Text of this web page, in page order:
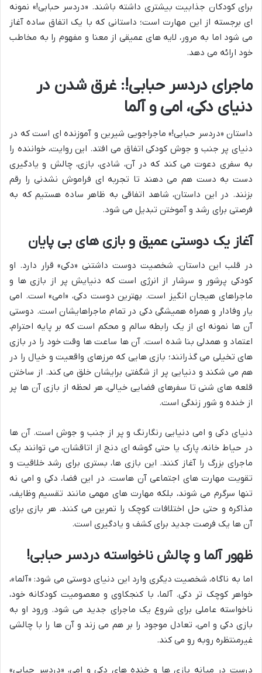
برای کودکان جذابیت بیشتری داشته باشند. «دردسر حبابی!» نمونه
ای برجسته از این مهارت است؛ داستانی که با یک اتفاق ساده آغاز
می شود اما به مرور، لایه های عمیقی از معنا و مفهوم را به مخاطب
خود ارائه می دهد.
ماجرای دردسر حبابی!: غرق شدن در
دنیای دکی، امی و آلما
داستان «دردسر حبابی!» ماجراجویی شیرین و آموزنده ای است که در
دنیای پر جنب و جوش کودکی اتفاق می افتد. این روایت، خواننده را
به سفری دعوت می کند که در آن، شادی، بازی، چالش و یادگیری
دست به دست هم می دهند تا تجربه ای فراموش نشدنی را رقم
بزنند. در این داستان، شاهد اتفاقی به ظاهر ساده هستیم که به
فرصتی برای رشد و آموختن تبدیل می شود.
آغاز یک دوستی عمیق و بازی های بی پایان
در قلب این داستان، شخصیت دوست داشتنی «دکی» قرار دارد. او
کودکی پرشور و سرشار از انرژی است که دنیایش پر از بازی ها و
ماجراهای هیجان انگیز است. بهترین دوست دکی، «امی» است. امی
یار وفادار و همراه همیشگی دکی در تمام ماجراهایشان است. دوستی
آن ها نمونه ای از یک رابطه سالم و محکم است که بر پایه احترام،
اعتماد و همدلی بنا شده است. آن ها ساعت ها وقت خود را در بازی
های تخیلی می گذرانند؛ بازی هایی که مرزهای واقعیت و خیال را در
هم می شکند و دنیایی پر از شگفتی برایشان خلق می کند. از ساختن
قلعه های شنی تا سفرهای فضایی خیالی، هر لحظه از بازی آن ها پر
از خنده و شور زندگی است.
دنیای دکی و امی دنیایی رنگارنگ و پر از جنب و جوش است. آن ها
در حیاط خانه، پارک یا حتی گوشه ای دنج از اتاقشان، می توانند یک
ماجرای بزرگ را آغاز کنند. این بازی ها، بستری برای رشد خلاقیت و
تقویت مهارت های اجتماعی آن هاست. در این فضا، دکی و امی نه
تنها سرگرم می شوند، بلکه مهارت های مهمی مانند تقسیم وظایف،
مذاکره و حتی حل اختلافات کوچک را تمرین می کنند. هر بازی برای
آن ها یک فرصت جدید برای کشف و یادگیری است.
ظهور آلما و چالش ناخواسته دردسر حبابی!
اما به ناگاه، شخصیت دیگری وارد این دنیای دوستی می شود: «آلما»،
خواهر کوچک تر دکی. آلما، با کنجکاوی و معصومیت کودکانه خود،
ناخواسته عاملی برای شروع یک ماجرای جدید می شود. ورود او به
بازی دکی و امی، تعادل موجود را بر هم می زند و آن ها را با چالشی
غیرمنتظره روبه رو می کند.
درست در میانه بازی ها و خنده های دکی و امی، «دردسر حبابی»